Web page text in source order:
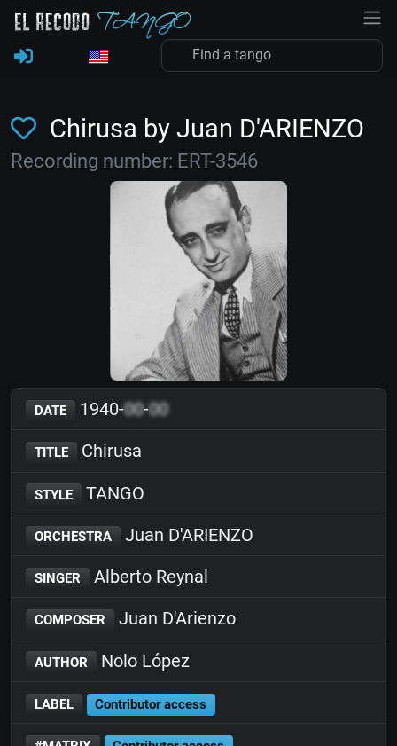
Chirusa by Juan D'ARIENZO
Recording number: ERT-3546
DATE 1940-00-00
TITLE Chirusa
STYLE TANGO
ORCHESTRA Juan D'ARIENZO
SINGER Alberto Reynal
COMPOSER Juan D'Arienzo
AUTHOR Nolo López
LABEL Contributor access